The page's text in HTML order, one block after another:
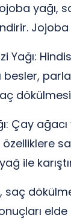
yağı,
Yağı:
Çay
yağ ile